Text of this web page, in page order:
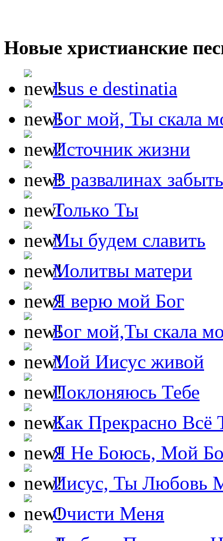
Новые христианские
Isus e destinatia
Бог мой, Ты скала
Источник жизни
В развалинах
Только Ты
Мы будем славить
Молитвы матери
Я верю мой Бог
Бог мой,Ты скала
Мой Иисус живой
Поклоняюсь Тебе
Как Прекрасно Всё
Я Не Боюсь, Мой
Иисус, Ты Любовь
Очисти Меня